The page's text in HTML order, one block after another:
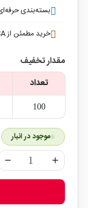
بسته‌بندی
خرید مطمئن از ECA
مقدار تخفیف
تعداد
100
موجود در انبار
remove add